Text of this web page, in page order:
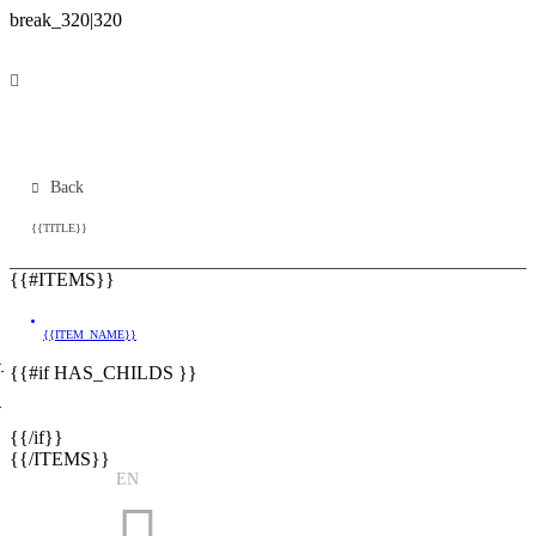
Back
{{TITLE}}
{{#ITEMS}}
{{ITEM_NAME}}
{{#if HAS_CHILDS }}
{{/if}}
{{/ITEMS}}
EN